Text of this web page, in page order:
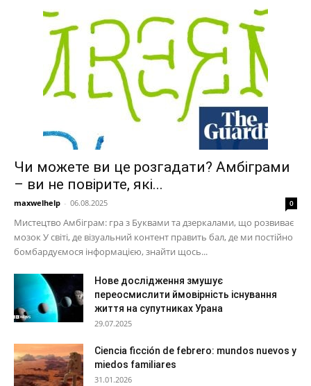
Чи можете ви це розгадати? Амбіграми
– ви не повірите, які...
maxwelhelp - 06.08.2025 0
Мистецтво Амбіграм: гра з Буквами та дзеркалами, що розвиває
мозок У світі, де візуальний контент править бал, де ми постійно
бомбардуємося інформацією, знайти щось...
Нове дослідження змушує
переосмислити ймовірність існування
життя на супутниках Урана
29.07.2025
Ciencia ficción de febrero: mundos nuevos y
miedos familiares
31.01.2026